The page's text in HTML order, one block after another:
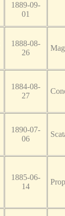
1889-09-
01
1888-08-
26
1884-08-
27
1890-07-
06
1885-06-
14